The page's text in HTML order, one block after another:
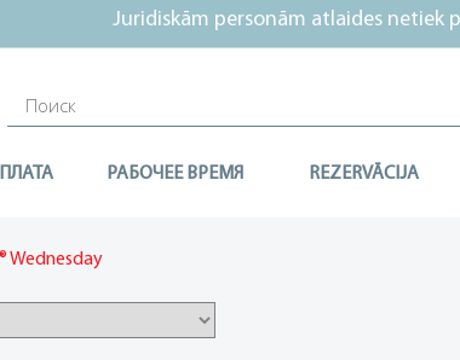
Juridiskām personām atlaides netiek
РАБОЧЕЕ ВРЕМЯ REZERVĀCIJA
Wednesday